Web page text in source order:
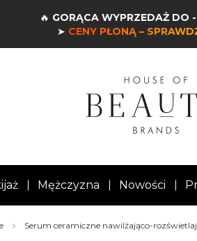
🔥 GORĄCA WYPRZEDAŻ DO
➤ CENY PŁONĄ –
Mężczyzna Nowości
Serum ceramiczne nawilżająco-